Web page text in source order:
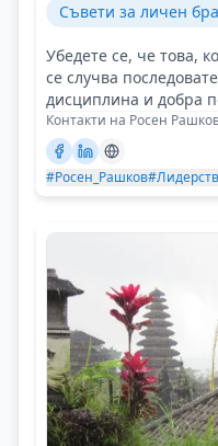
Съвети за личен
Убедете се, че това,
се случва
дисциплина и добра
Контакти на Росен
#Росен_Рашков